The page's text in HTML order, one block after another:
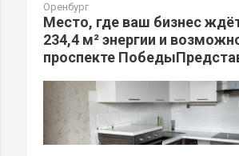
Оренбург
Место, где ваш бизнес
234,4 м² энергии и
проспекте